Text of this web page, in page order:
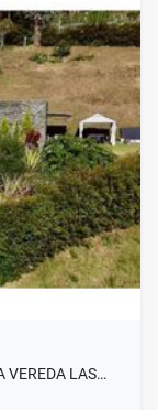
VEREDA LAS…